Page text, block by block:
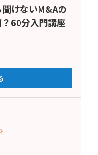
聞けないM&Aの
60分入門講座